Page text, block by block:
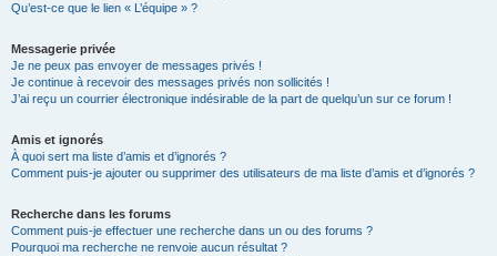
Qu’est-ce que le lien « L’équipe » ?
Messagerie privée
Je ne peux pas envoyer de messages privés !
Je continue à recevoir des messages privés non sollicités !
J’ai reçu un courrier électronique indésirable de la part de quelqu’un sur ce forum !
Amis et ignorés
À quoi sert ma liste d’amis et d’ignorés ?
Comment puis-je ajouter ou supprimer des utilisateurs de ma liste d’amis et d’ignorés ?
Recherche dans les forums
Comment puis-je effectuer une recherche dans un ou des forums ?
Pourquoi ma recherche ne renvoie aucun résultat ?